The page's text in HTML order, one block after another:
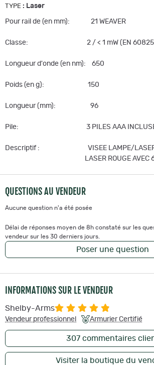
TYPE : Laser
Pour rail de (en mm): 21 WEAVER
Classe: 2 / < 1 mW (EN 60825-
Longueur d'onde (en nm): 650
Poids (en g): 150
Longueur (mm): 96
Pile: 3 PILES AAA
Descriptif : VISEE LAMPE/
LASER ROUGE AVEC 6
QUESTIONS AU VENDEUR
Aucune question n'a été posée
Délai de réponses moyen de 8h constaté sur les
vendeur sur les 30 derniers jours.
Poser une question
INFORMATIONS SUR LE VENDEUR
Shelby-Arms
Vendeur professionnel Armurier Certifié
307commentaires
Visiter la boutique du